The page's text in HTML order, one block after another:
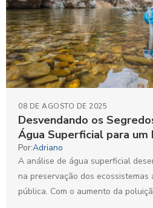
Desvendando os
Água Superficial para
08 DE AGOSTO DE 2025
Por:Adriano
A análise de água superficial
na preservação dos ecossistemas
pública. Com o aumento da